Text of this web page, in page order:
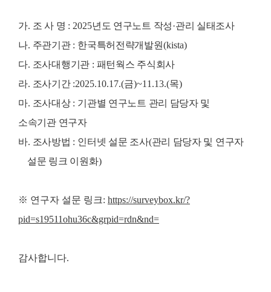
가. 조 사 명 : 2025년도 연구노트 작성·관리 실태조사
나. 주관기관 : 한국특허전략개발원(kista)
다. 조사대행기관 : 패턴웍스 주식회사
라. 조사기간 :2025.10.17.(금)~11.13.(목)
마. 조사대상 : 기관별 연구노트 관리 담당자 및
소속기관 연구자
바. 조사방법 : 인터넷 설문 조사(관리 담당자 및 연구자
설문 링크 이원화)
※ 연구자 설문 링크: https://surveybox.kr/?
pid=s19511ohu36c&grpid=rdn&nd=
감사합니다.